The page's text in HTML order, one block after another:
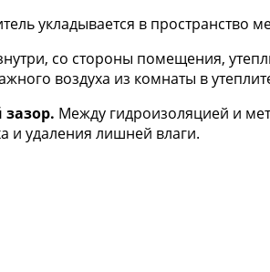
укладывается в
со стороны помещения,
воздуха из комнаты в
Между гидроизоляцией и
и удаления лишней влаги.